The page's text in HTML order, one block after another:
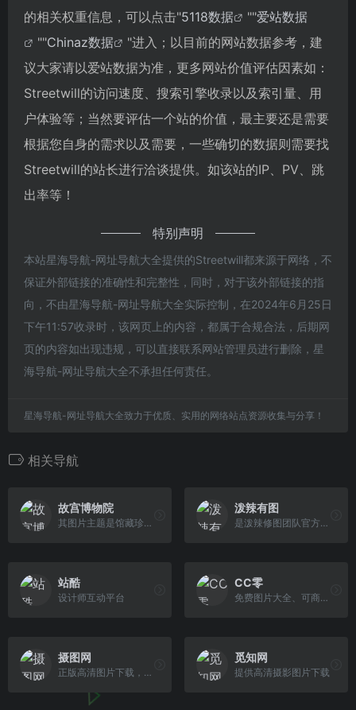
的相关权重信息，可以点击"5118数据 ""爱站数据
""Chinaz数据
"进入；以目前的网站数据参考，建
议大家请以爱站数据为准，更多网站价值评估因素如：
Streetwill的访问速度、搜索引擎收录以及索引量、用
户体验等；当然要评估一个站的价值，最主要还是需要
根据您自身的需求以及需要，一些确切的数据则需要找
Streetwill的站长进行洽谈提供。如该站的IP、PV、跳
出率等！
特别声明
本站星海导航-网址导航大全提供的Streetwill都来源于网络，不
保证外部链接的准确性和完整性，同时，对于该外部链接的指
向，不由星海导航-网址导航大全实际控制，在2024年6月25日
下午11:57收录时，该网页上的内容，都属于合规合法，后期网
页的内容如出现违规，可以直接联系网站管理员进行删除，星
海导航-网址导航大全不承担任何责任。
星海导航-网址导航大全致力于优质、实用的网络站点资源收集与分享！
相关导航
故宫博物院
其图片主题是馆藏珍品、建筑和故宫四季景观
泼辣有图
是泼辣修图团队官方推出的一个图片素材库
站酷
设计师互动平台
CC零
免费图片大全、可商业用途的图片素材网
摄图网
正版高清图片下载，商用设计素材图库
觅知网
提供高清摄影图片下载